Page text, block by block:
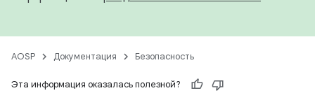
AOSP Документация Безопасность
Эта информация оказалась полезной?